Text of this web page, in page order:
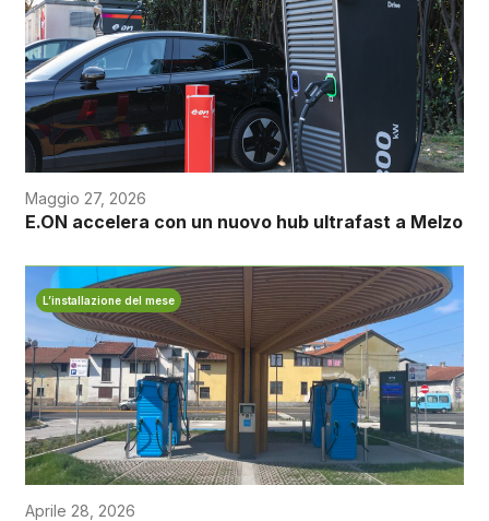
Maggio 27, 2026
E.ON accelera con un nuovo hub ultrafast a Melzo
L’installazione del mese
Aprile 28, 2026